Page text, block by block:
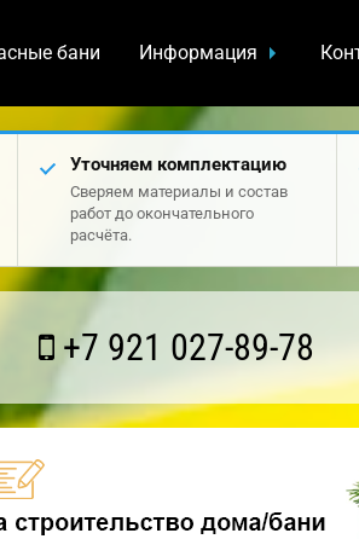
бани Информация
Уточняем комплектацию
Сверяем материалы и состав
работ до окончательного
расчёта.
+7 921 027-89-78